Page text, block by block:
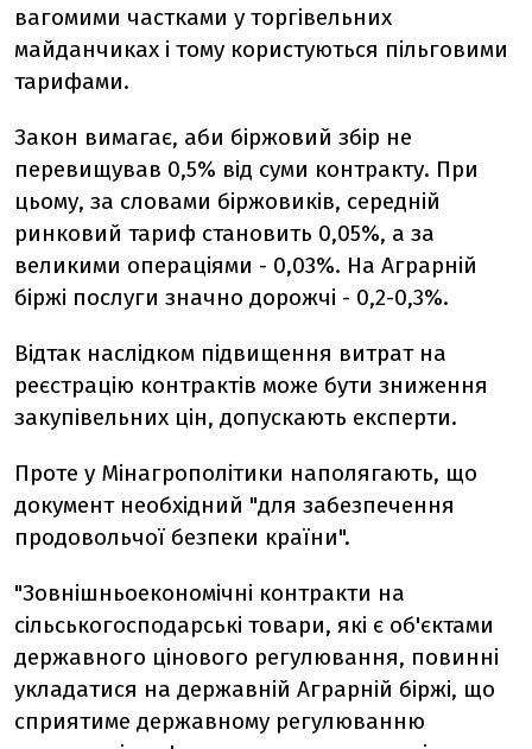
вагомими частками у торгівельних
майданчиках і тому користуються пільговими
тарифами.
Закон вимагає, аби біржовий збір не
перевищував 0,5% від суми контракту. При
цьому, за словами біржовиків, середній
ринковий тариф становить 0,05%, а за
великими операціями - 0,03%. На Аграрній
біржі послуги значно дорожчі - 0,2-0,3%.
Відтак наслідком підвищення витрат на
реєстрацію контрактів може бути зниження
закупівельних цін, допускають експерти.
Проте у Мінагрополітики наполягають, що
документ необхідний "для забезпечення
продовольчої безпеки країни".
"Зовнішньоекономічні контракти на
сільськогосподарські товари, які є об'єктами
державного цінового регулювання, повинні
укладатися на державній Аграрній біржі, що
сприятиме державному регулюванню